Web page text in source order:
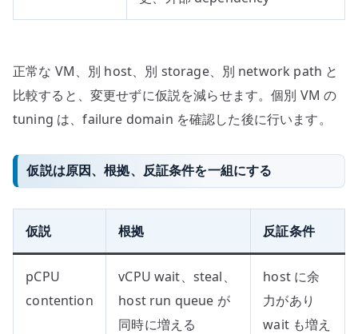
正常な VM、別 host、別 storage、別 network path と
比較すると、変更せずに仮説を減らせます。個別 VM の
tuning は、failure domain を確認した後に行います。
仮説は原因、根拠、反証条件を一組にする
仮説 根拠 反証条件
pCPU
contention
vCPU wait、steal、
host run queue が
同時に増える
host に余
力があり
wait も増え